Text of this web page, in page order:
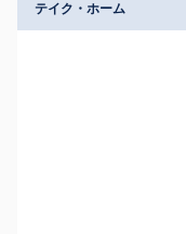
テイク・ホーム